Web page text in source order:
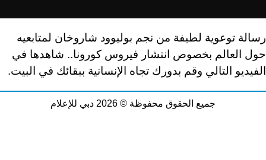
رسالة توعوية لطيفة من نجم بوليوود شاروخان لمتابعيه
حول العالم بخصوص انتشار فيروس كورونا.. شاهدها في
الفيديو التالي وقم بدورك تجاه الإنسانية ببقائك في البيت.
جميع الحقوق محفوظة © 2026 دبي للإعلام